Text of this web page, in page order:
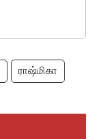
ராஷ்மிகா